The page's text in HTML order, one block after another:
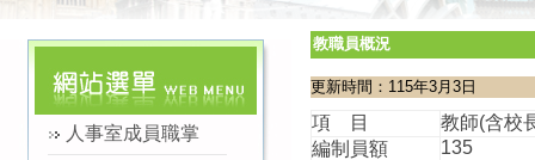
人事室成員職掌
教職員概況
更新時間：115年3月3日
項 目
教師(含校
編制員額
135